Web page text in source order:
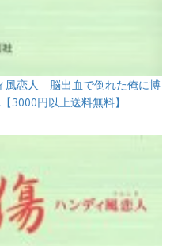
風恋人 脳出血で倒れた俺に博
3000円以上送料無料】